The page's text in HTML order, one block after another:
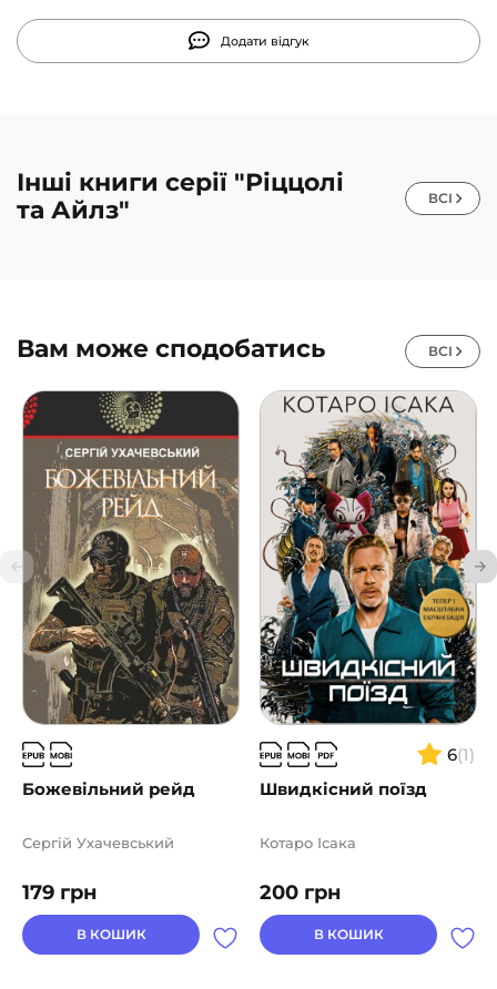
Додати відгук
Інші книги серії "Ріццолі
та Айлз"
ВСІ
Вам може сподобатись ВСІ
Божевільний рейд
179 грн
Сергій Ухачевський
В КОШИК
6(1)
Швидкісний поїзд
200 грн
Котаро Ісака
В КОШИК